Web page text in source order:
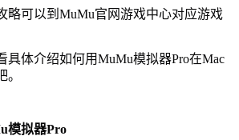
略可以到MuMu官网游戏中心对应游戏
具体介绍如何用MuMu模拟器Pro在Mac
模拟器Pro